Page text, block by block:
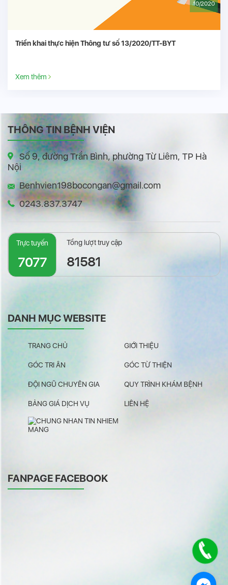
10/2020
Triển khai thực hiện Thông tư số 13/2020/TT-BYT
Xem thêm
THÔNG TIN BỆNH VIỆN
Số 9, đường Trần Bình, phường Từ Liêm, TP Hà
Nội
Benhvien198bocongan@gmail.com
0243.837.3747
Trực tuyến
7077
Tổng lượt truy cập
81581
DANH MỤC WEBSITE
TRANG CHỦ GIỚI THIỆU
GÓC TRI ÂN GÓC TỪ THIỆN
ĐỘI NGŨ CHUYÊN GIA QUY TRÌNH KHÁM BỆNH
BẢNG GIÁ DỊCH VỤ LIÊN HỆ
FANPAGE FACEBOOK